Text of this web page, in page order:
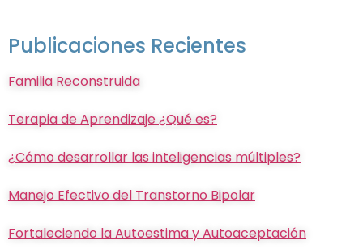
Publicaciones Recientes
Familia Reconstruida
Terapia de Aprendizaje ¿Qué es?
¿Cómo desarrollar las inteligencias múltiples?
Manejo Efectivo del Transtorno Bipolar
Fortaleciendo la Autoestima y Autoaceptación